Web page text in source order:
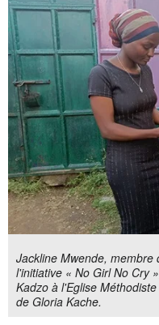
Jackline Mwende, membre
l'initiative « No Girl No Cry
Kadzo à l'Eglise
de Gloria Kache.